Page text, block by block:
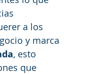
a los
y marca
, esto
que